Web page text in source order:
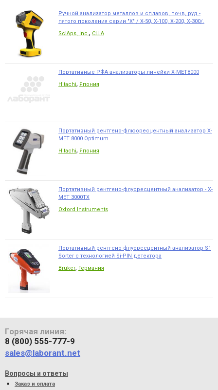
Ручной анализатор металлов и сплавов, почв, руд -
пятого поколения серии "X" / X-50, X-100, X-200, X-300/.
SciAps, Inc., США
Портативные РФА анализаторы линейки X-MET8000
Hitachi, Япония
Портативный рентгено-флюоресцентный анализатор X-
MET 8000 Optimum
Hitachi, Япония
Портативный рентгено-флуоресцентный анализатор - X-
MET 3000TX
Oxford Instruments
Портативный рентгено-флуоресцентный анализатор S1
Sorter с технологией Si-PIN детектора
Bruker, Германия
Горячая линия:
8 (800) 555-777-9
sales@laborant.net
Вопросы и ответы
Заказ и оплата